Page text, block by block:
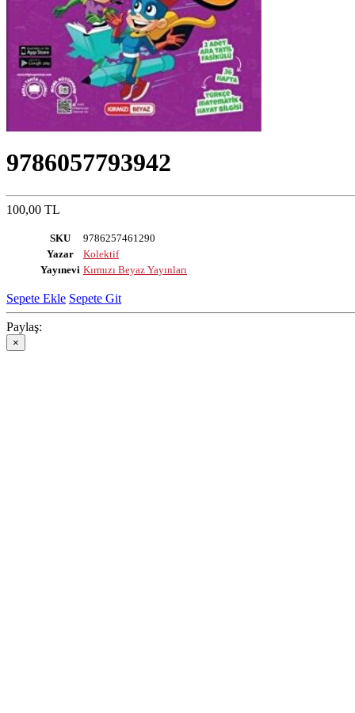
9786057793942
100,00 TL
SKU
9786257461290
Yazar
Kolektif
Yayınevi Kırmızı Beyaz Yayınları
Sepete Ekle Sepete Git
Paylaş:
×